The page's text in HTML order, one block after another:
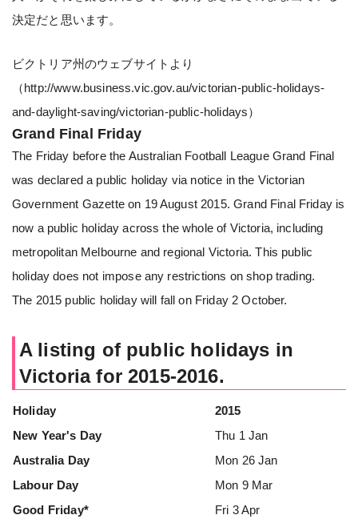
決定だと思います。
ビクトリア州のウェブサイトより
（http://www.business.vic.gov.au/victorian-public-holidays-
and-daylight-saving/victorian-public-holidays）
Grand Final Friday
The Friday before the Australian Football League Grand Final
was declared a public holiday via notice in the Victorian
Government Gazette on 19 August 2015. Grand Final Friday is
now a public holiday across the whole of Victoria, including
metropolitan Melbourne and regional Victoria. This public
holiday does not impose any restrictions on shop trading.
The 2015 public holiday will fall on Friday 2 October.
A listing of public holidays in
Victoria for 2015-2016.
Holiday
2015
New Year's Day
Thu 1 Jan
Australia Day
Mon 26 Jan
Labour Day
Mon 9 Mar
Good Friday*
Fri 3 Apr